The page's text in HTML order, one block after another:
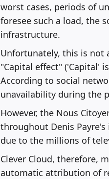
worst cases, periods of
foresee such a load, the
infrastructure.
Unfortunately, this is not
"Capital effect" ('Capital'
According to social
unavailability during the
However, the Nous
throughout Denis
due to the millions of
Clever Cloud, therefore,
automatic attribution of